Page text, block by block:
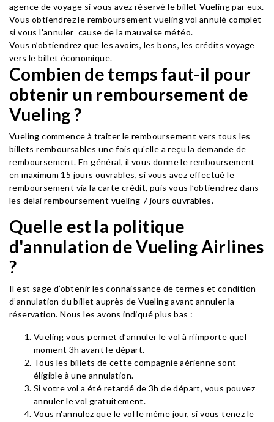
agence de voyage si vous avez réservé le billet Vueling par eux.
Vous obtiendrez le remboursement vueling vol annulé complet
si vous l'annuler cause de la mauvaise météo.
Vous n’obtiendrez que les avoirs, les bons, les crédits voyage
vers le billet économique.
Combien de temps faut-il pour
obtenir un remboursement de
Vueling ?
Vueling commence à traiter le remboursement vers tous les
billets remboursables une fois qu'elle a reçu la demande de
remboursement. En général, il vous donne le remboursement
en maximum 15 jours ouvrables, si vous avez effectué le
remboursement via la carte crédit, puis vous l’obtiendrez dans
les delai remboursement vueling 7 jours ouvrables.
Quelle est la politique
d'annulation de Vueling Airlines
?
Il est sage d’obtenir les connaissance de termes et condition
d’annulation du billet auprès de Vueling avant annuler la
réservation. Nous les avons indiqué plus bas :
Vueling vous permet d’annuler le vol à n'importe quel
moment 3h avant le départ.
Tous les billets de cette compagnie aérienne sont
éligible à une annulation.
Si votre vol a été retardé de 3h de départ, vous pouvez
annuler le vol gratuitement.
Vous n'annulez que le vol le même jour, si vous tenez le